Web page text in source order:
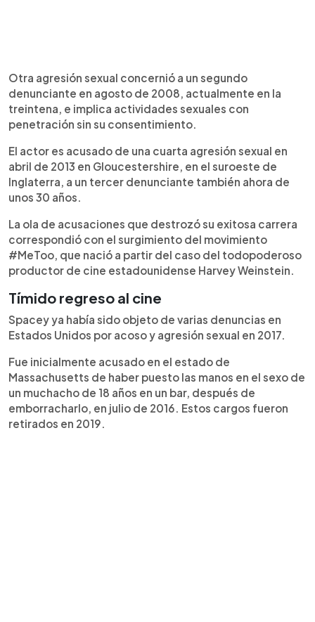
Otra agresión sexual concernió a un segundo
denunciante en agosto de 2008, actualmente en la
treintena, e implica actividades sexuales con
penetración sin su consentimiento.
El actor es acusado de una cuarta agresión sexual en
abril de 2013 en Gloucestershire, en el suroeste de
Inglaterra, a un tercer denunciante también ahora de
unos 30 años.
La ola de acusaciones que destrozó su exitosa carrera
correspondió con el surgimiento del movimiento
#MeToo, que nació a partir del caso del todopoderoso
productor de cine estadounidense Harvey Weinstein.
Tímido regreso al cine
Spacey ya había sido objeto de varias denuncias en
Estados Unidos por acoso y agresión sexual en 2017.
Fue inicialmente acusado en el estado de
Massachusetts de haber puesto las manos en el sexo de
un muchacho de 18 años en un bar, después de
emborracharlo, en julio de 2016. Estos cargos fueron
retirados en 2019.